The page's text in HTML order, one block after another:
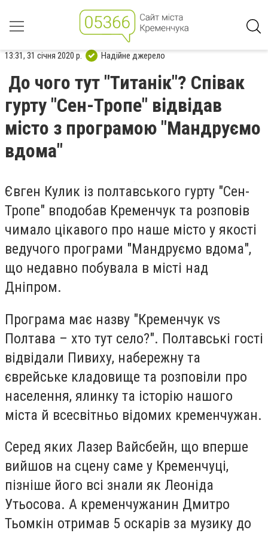
13:31, 31 січня 2020 р. Надійне джерело
До чого тут "Титанік"? Співак
гурту "Сен-Тропе" відвідав
місто з програмою "Мандруємо
вдома"
Євген Кулик із полтавського гурту "Сен-
Тропе" вподобав Кременчук та розповів
чимало цікавого про наше місто у якості
ведучого програми "Мандруємо вдома",
що недавно побувала в місті над
Дніпром.
Програма має назву "Кременчук vs
Полтава – хто тут село?". Полтавські гості
відвідали Пивиху, набережну та
єврейське кладовище та розповіли про
населення, ялинку та історію нашого
міста й всесвітньо відомих кременчужан.
Серед яких Лазер Вайсбейн, що вперше
вийшов на сцену саме у Кременчуці,
пізніше його всі знали як Леоніда
Утьосова. А кременчужанин Дмитро
Тьомкін отримав 5 оскарів за музику до